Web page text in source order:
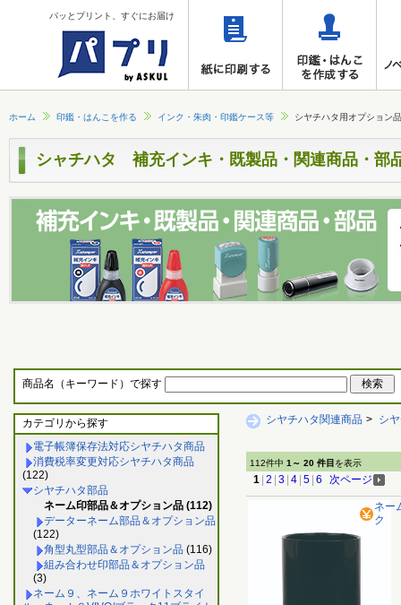
パッとプリント、すぐにお届け
ホーム 印鑑・はんこを作る インク・朱肉・印鑑ケース等 シヤチハタ用オプション品
シャチハタ 補充インキ・既製品・関連商品・部
商品名（キーワード）で探す
カテゴリから探す
電子帳簿保存法対応シヤチハタ商品
消費税率変更対応シヤチハタ商品
(122)
シヤチハタ部品
ネーム印部品＆オプション品 (112)
データーネーム部品＆オプション品
(122)
角型丸型部品＆オプション品 (116)
組み合わせ印部品＆オプション品
(3)
ネーム９、ネーム９ホワイトスタイ
シヤチハタ関連商品 > シ
112件中 1～ 20 件目 を表示
1 2 3 4 5 6 次ページ
ネ
ク